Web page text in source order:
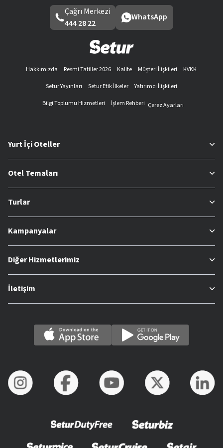
Çağrı Merkezi
444 28 22
WhatsApp
Hakkımızda Resmi Tatiller 2026 Kalite Müşteri İlişkileri
KVKK
Setur Yayınları
Setur Etik İlkeler
Yatırımcı İlişkileri
Bilgi Toplumu Hizmetleri
İşlem Rehberi Çerez Ayarları
Yurt İçi Oteller
Otel Temaları
Turlar
Kampanyalar
Diğer Hizmetlerimiz
İletişim